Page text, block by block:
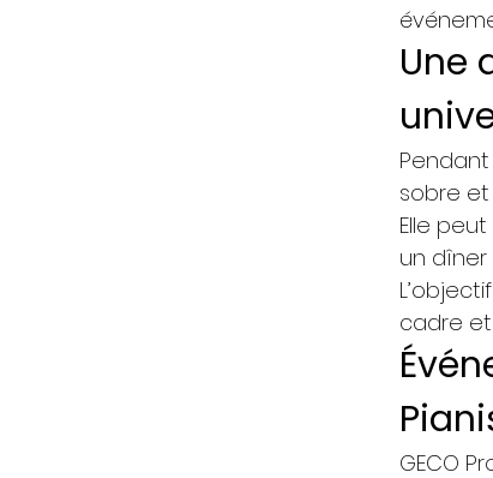
Une
sobre et
Elle
un dîner
cadre
GECO